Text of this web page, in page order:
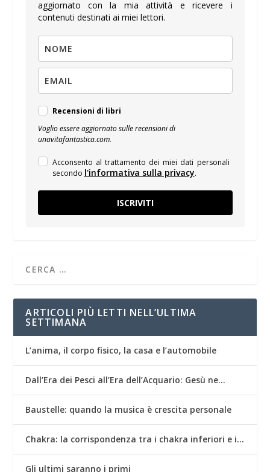
aggiornato con la mia attività e ricevere i
contenuti destinati ai miei lettori.
Recensioni di libri
Voglio essere aggiornato sulle recensioni di
unavitafantastica.com.
Acconsento al trattamento dei miei dati personali
secondo l'informativa sulla privacy.
ISCRIVITI
ARTICOLI PIÙ LETTI NELL’ULTIMA
SETTIMANA
L’anima, il corpo fisico, la casa e l’automobile
Dall’Era dei Pesci all’Era dell’Acquario: Gesù ne…
Baustelle: quando la musica è crescita personale
Chakra: la corrispondenza tra i chakra inferiori e i…
Gli ultimi saranno i primi